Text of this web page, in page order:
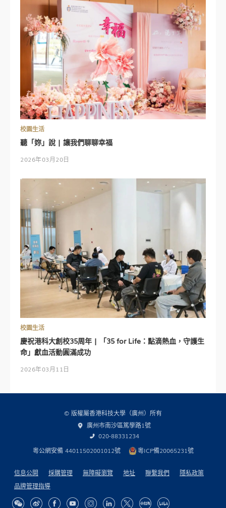
校園生活
聽「妳」說 | 讓我們聊聊幸福
2026年03月20日
校園生活
慶祝港科大創校35周年 | 「35 for Life：點滴熱血，守護生
命」獻血活動圓滿成功
2026年03月11日
© 版權屬香港科技大學（廣州）所有
廣州市南沙區篤學路1號
020-88331234
粵公網安備 44011502001012號
粵ICP備20065231號
信息公開 採購管理 無障礙瀏覽 地址 聯繫我們
隱私政策
品牌管理指導